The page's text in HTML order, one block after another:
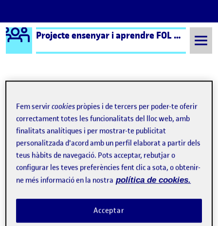
Saltar al contingut
Logo Ágora Projecte ensenyar i aprendre FOL – Aula 1
Navegació d'entrades
Anterior: 11. Fase final de publicació – Dimensió ètica de la
Següent
Publicat per12. Fase final de publicació –
Publicat per
Mónica Montoro Velazquez
Visibilitat:
Públic - Data de publicació
3 Maig 20243 maig, 2024 11:39 pm
-comentariel 12. Fase final de publicació –
Ara que arribem al final d’aquesta reflexió, m’agrada poder
comprovar que he pogut desenvolupar totes les dimensions
treballades, en nivells més elevats del que jo esperava.
Fem servircookies pròpies i de tercers per poder-te oferir
correctament totes les funcionalitats del lloc web, amb
finalitats analítiques i per mostrar-te publicitat
personalitzada d'acord amb un perfil elaborat a partir dels
teus hàbits de navegació. Pots acceptar, rebutjar o
configurar les teves preferències fent clic a sota, o obtenir-
ne més informació en la nostra política de cookies.
Acceptar